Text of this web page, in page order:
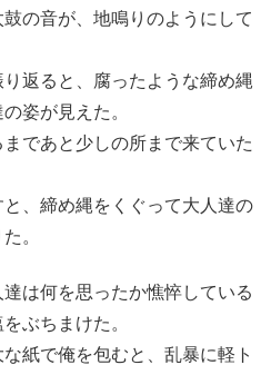
の音が、地鳴りのようにして
返ると、腐ったような締め縄
姿が見えた。
であと少しの所まで来ていた
、締め縄をくぐって大人達の
。
は何を思ったか憔悴している
ぶちまけた。
紙で俺を包むと、乱暴に軽ト